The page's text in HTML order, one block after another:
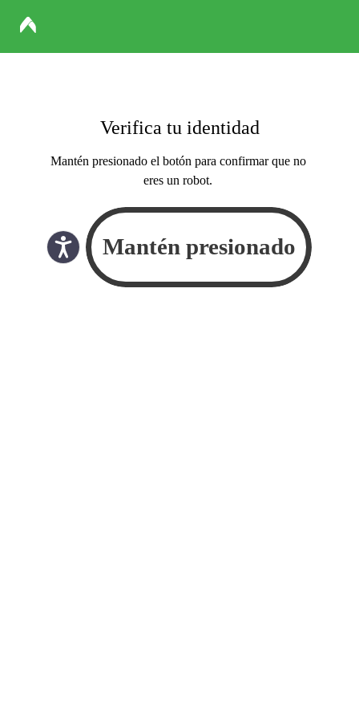
Verifica tu identidad
Mantén presionado el botón para confirmar que no
eres un robot.